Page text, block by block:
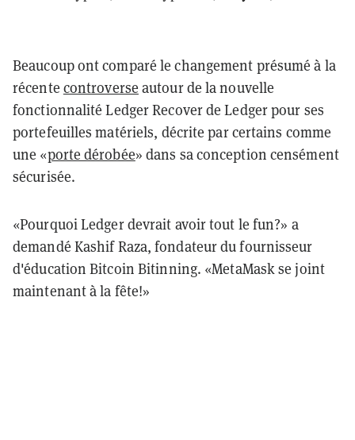
Beaucoup ont comparé le changement présumé à la
récente controverse autour de la nouvelle
fonctionnalité Ledger Recover de Ledger pour ses
portefeuilles matériels, décrite par certains comme
une «porte dérobée» dans sa conception censément
sécurisée.
«PourquoiLedgerdevrait avoir tout le fun?» a
demandé Kashif Raza, fondateur du fournisseur
d'éducation Bitcoin Bitinning. «MetaMaskse joint
maintenant à la fête!»